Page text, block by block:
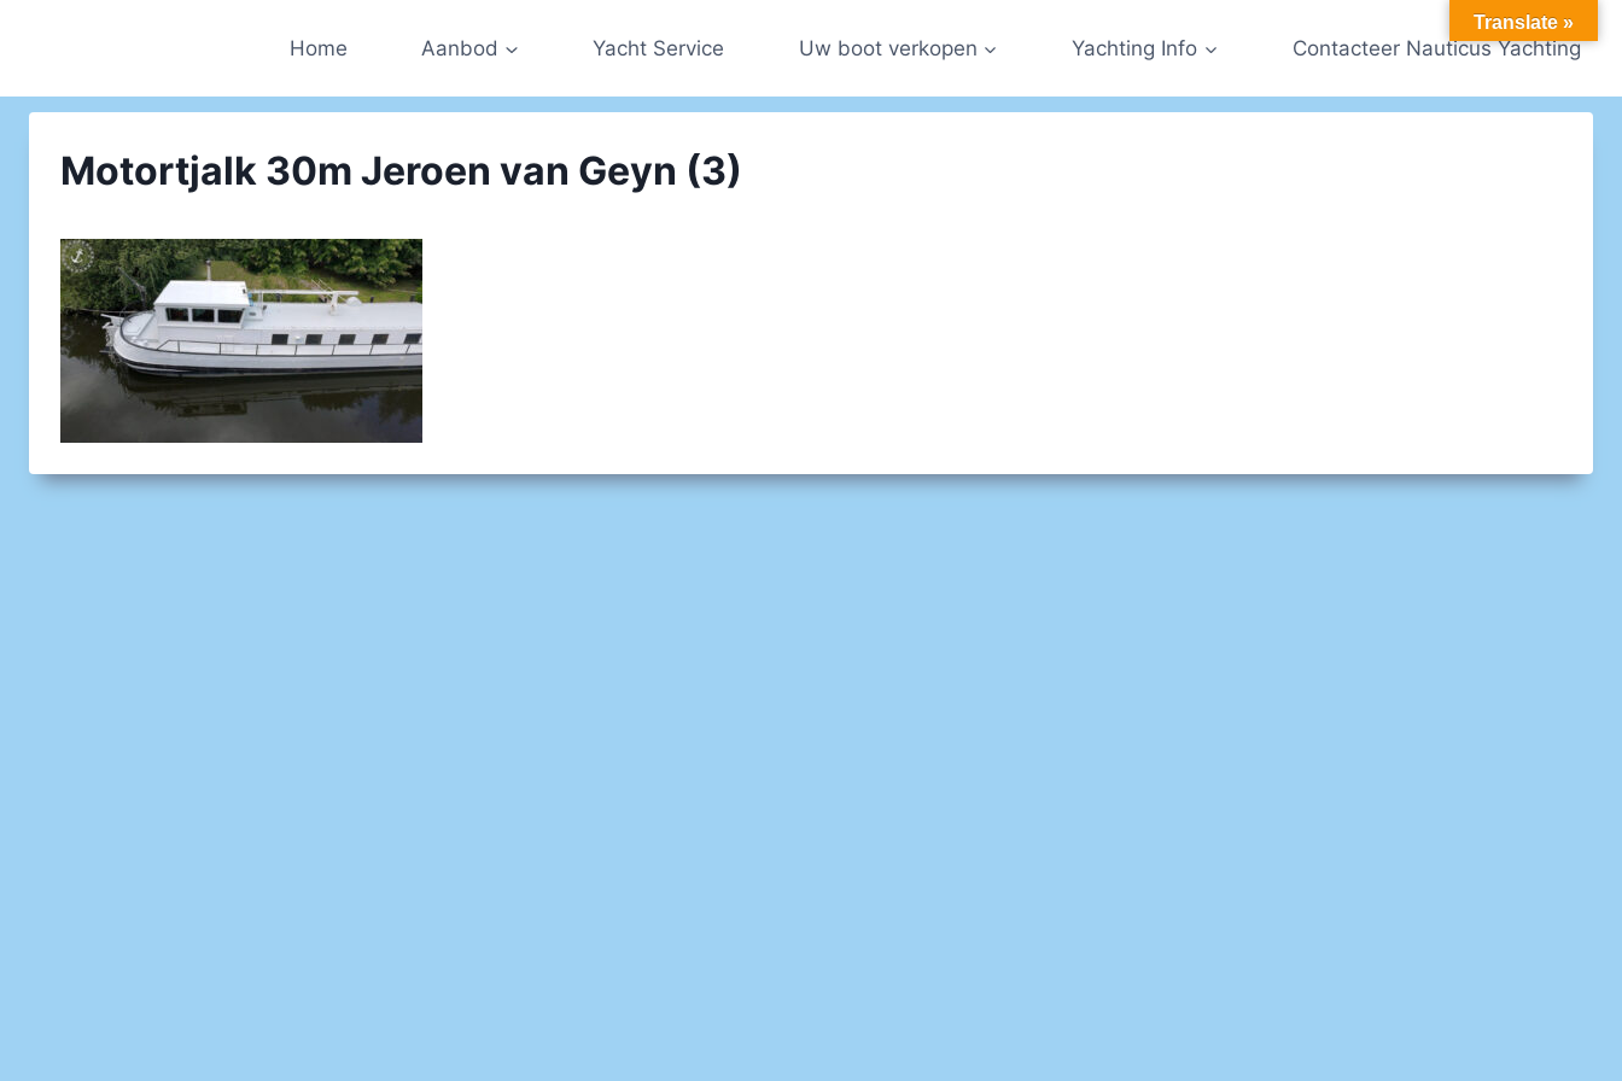
Home Aanbod Yacht Service Uw boot verkopen Yachting Info Contacteer Nauticus Yachting
Motortjalk 30m Jeroen van Geyn (3)
Translate »